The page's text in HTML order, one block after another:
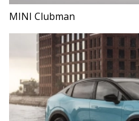
MINI Clubman